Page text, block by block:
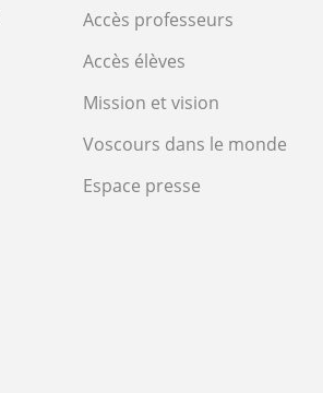
Accès professeurs
Accès élèves
Mission et vision
Voscours dans le monde
Espace presse